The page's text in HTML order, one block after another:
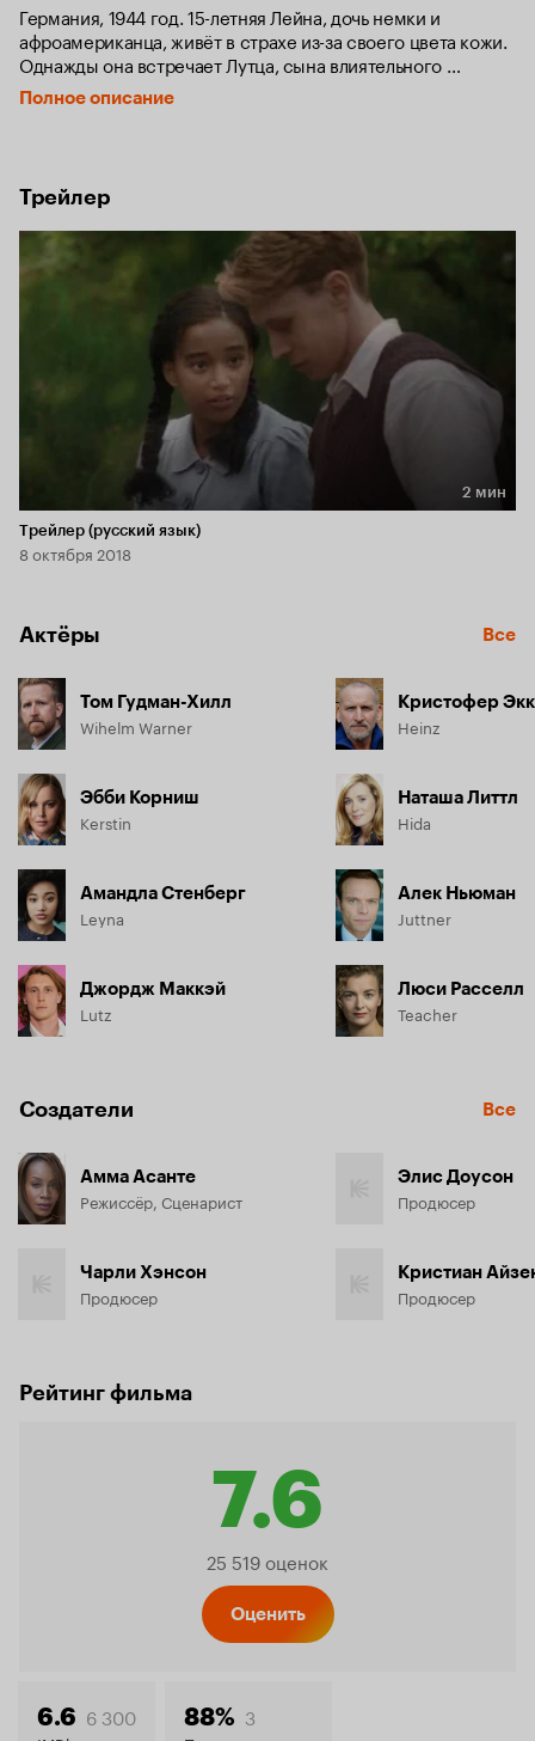
Германия, 1944 год. 15-летняя Лейна, дочь немки и
афроамериканца, живёт в страхе из-за своего цвета кожи.
Однажды она встречает Лутца, сына влиятельного
офицера СС и члена гитлеровской молодёжи. Несмотря
на то, что они разные, между героями завязывается
стороны нацистов?
Полное описание
Трейлер
Длительность 2 мин
2 мин
Трейлер (русский язык)
8 октября 2018
Актёры Все
Том Гудман-Хилл
Wihelm Warner
Эбби Корниш
Kerstin
Амандла Стенберг
Leyna
Джордж Маккэй
Lutz
Кристофер
Heinz
Наташа Литтл
Hida
Алек Ньюман
Juttner
Люси Расселл
Teacher
Создатели Все
Амма Асанте
Режиссёр, Сценарист
Чарли Хэнсон
Продюсер
Элис Доусон
Продюсер
Кристиан
Продюсер
Рейтинг фильма
7.6
Рейтинг
25 519 оценок
Оценить
6.6 6 300 88% 3